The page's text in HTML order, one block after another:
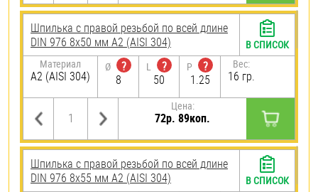
Шпилька с правой резьбой по всей длине
DIN 976 8х50 мм А2 (AISI 304)
Материал
А2 (AISI 304)
Ø
?
8
L
?
50
P
?
1.25
Вес:
16 гр.
Цена:
72р. 89коп.
В СПИСОК
Шпилька с правой резьбой по всей длине
DIN 976 8х55 мм А2 (AISI 304)
В СПИСОК